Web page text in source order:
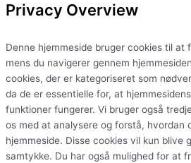
Privacy Overview
Denne hjemmeside bruger cookies til at
mens du navigerer gennem
cookies, der er kategoriseret som
da de er essentielle for, at
funktioner fungerer. Vi bruger også
os med at analysere og forstå, hvordan
hjemmeside. Disse cookies vil kun blive
samtykke. Du har også mulighed for at